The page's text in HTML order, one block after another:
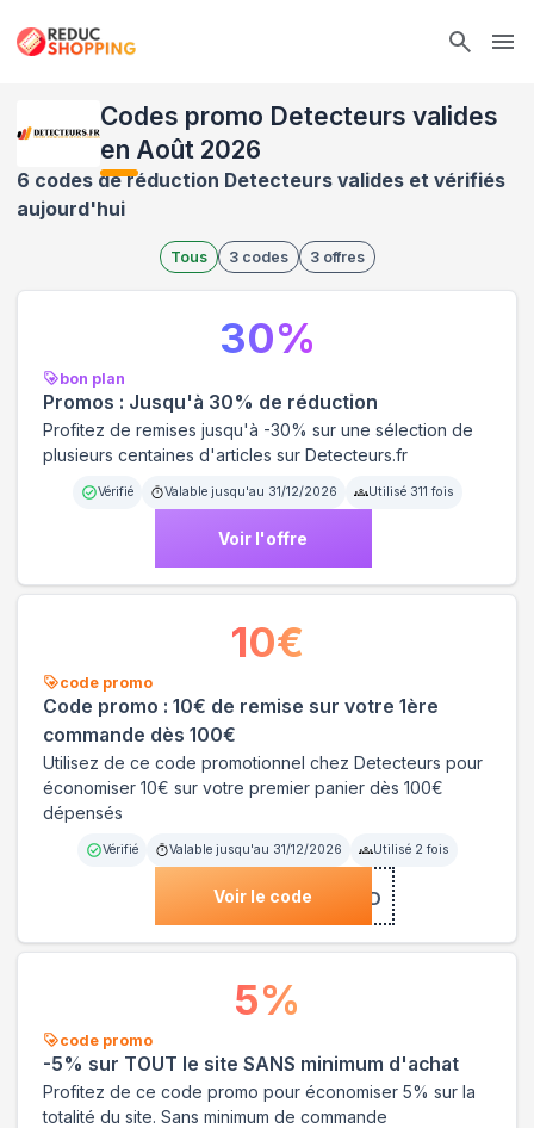
Codes promo Detecteurs valides
en Août 2026
6 codes de réduction Detecteurs valides et vérifiés
aujourd'hui
Tous 3 codes 3 offres
bon plan
Promos : Jusqu'à 30% de réduction
Profitez de remises jusqu'à -30% sur une sélection de
plusieurs centaines d'articles sur Detecteurs.fr
Vérifié Valable jusqu'au 31/12/2026 Utilisé 311 fois
Voir l'offre
30%
code promo
Code promo : 10€ de remise sur votre 1ère
commande dès 100€
Utilisez de ce code promotionnel chez Detecteurs pour
économiser 10€ sur votre premier panier dès 100€
dépensés
Vérifié Valable jusqu'au 31/12/2026 Utilisé 2 fois
Voir le code***HG6ED
10€
code promo
-5% sur TOUT le site SANS minimum d'achat
Profitez de ce code promo pour économiser 5% sur la
totalité du site. Sans minimum de commande
5%